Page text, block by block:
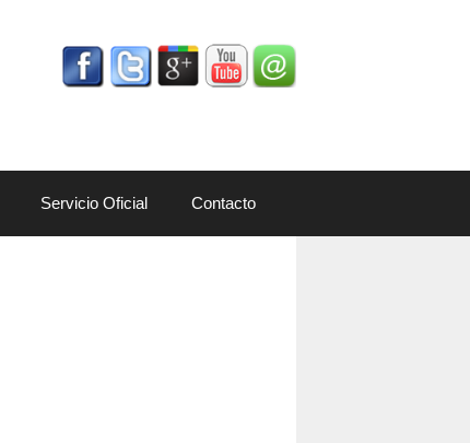
Servicio Oficial Contacto